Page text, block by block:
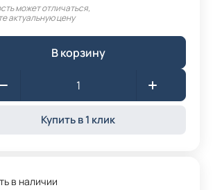
может отличаться,
актуальную цену
В корзину
Купить в 1 клик
в наличии